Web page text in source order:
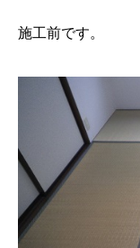
施工前です。